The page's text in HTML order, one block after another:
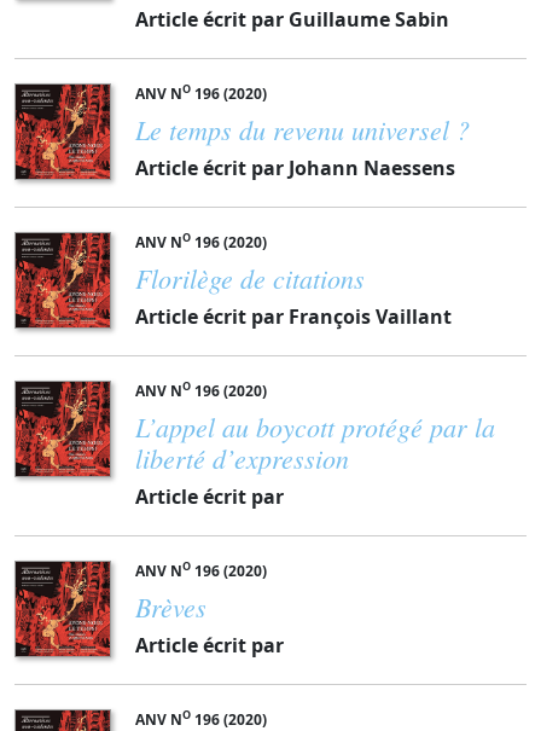
Article écrit par Guillaume Sabin
ANV NO 196 (2020)
Le temps du revenu universel ?
Article écrit par Johann Naessens
ANV NO 196 (2020)
Florilège de citations
Article écrit par François Vaillant
ANV NO 196 (2020)
L’appel au boycott protégé par la
liberté d’expression
Article écrit par
ANV NO 196 (2020)
Brèves
Article écrit par
ANV NO 196 (2020)